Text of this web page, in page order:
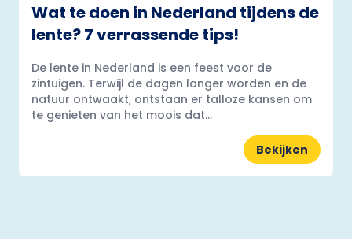
Wat te doen in Nederland tijdens de
lente? 7 verrassende tips!
De lente in Nederland is een feest voor de
zintuigen. Terwijl de dagen langer worden en de
natuur ontwaakt, ontstaan er talloze kansen om
te genieten van het moois dat...
Bekijken